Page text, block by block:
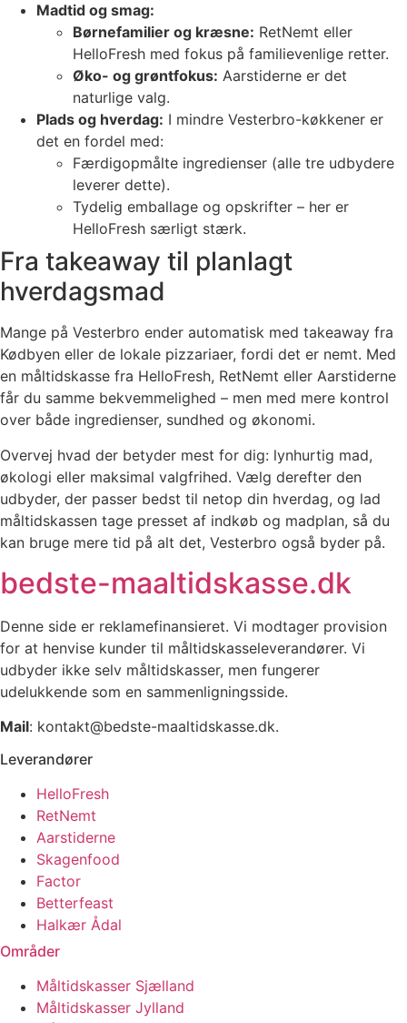
Madtid og smag:
Børnefamilier og kræsne: RetNemt eller
HelloFresh med fokus på familievenlige retter.
Øko- og grøntfokus: Aarstiderne er det
naturlige valg.
Plads og hverdag: I mindre Vesterbro-køkkener er
det en fordel med:
Færdigopmålte ingredienser (alle tre udbydere
leverer dette).
Tydelig emballage og opskrifter – her er
HelloFresh særligt stærk.
Fra takeaway til planlagt
hverdagsmad
Mange på Vesterbro ender automatisk med takeaway fra
Kødbyen eller de lokale pizzariaer, fordi det er nemt. Med
en måltidskasse fra HelloFresh, RetNemt eller Aarstiderne
får du samme bekvemmelighed – men med mere kontrol
over både ingredienser, sundhed og økonomi.
Overvej hvad der betyder mest for dig: lynhurtig mad,
økologi eller maksimal valgfrihed. Vælg derefter den
udbyder, der passer bedst til netop din hverdag, og lad
måltidskassen tage presset af indkøb og madplan, så du
kan bruge mere tid på alt det, Vesterbro også byder på.
bedste-maaltidskasse.dk
Denne side er reklamefinansieret. Vi modtager provision
for at henvise kunder til måltidskasseleverandører. Vi
udbyder ikke selv måltidskasser, men fungerer
udelukkende som en sammenligningsside.
Mail: kontakt@bedste-maaltidskasse.dk.
Leverandører
HelloFresh
RetNemt
Aarstiderne
Skagenfood
Factor
Betterfeast
Halkær Ådal
Områder
Måltidskasser Sjælland
Måltidskasser Jylland